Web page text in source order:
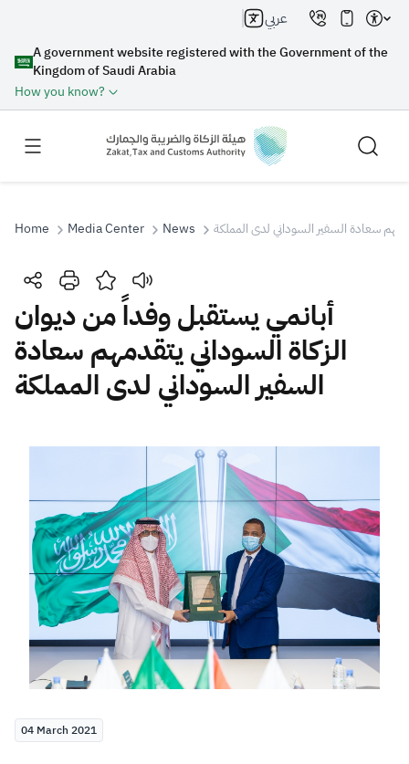
A government website registered with the Government of the
Kingdom of Saudi Arabia
How you know?
عربي
Search
Search Search AI
Zakat Customs VAT
Tax Declaration
Real Estate Transactions
Home Media Center News سعادة السفير السوداني لدى المملكة
أبانمي يستقبل وفداً من ديوان
الزكاة السوداني يتقدمهم سعادة
السفير السوداني لدى المملكة
04 March 2021